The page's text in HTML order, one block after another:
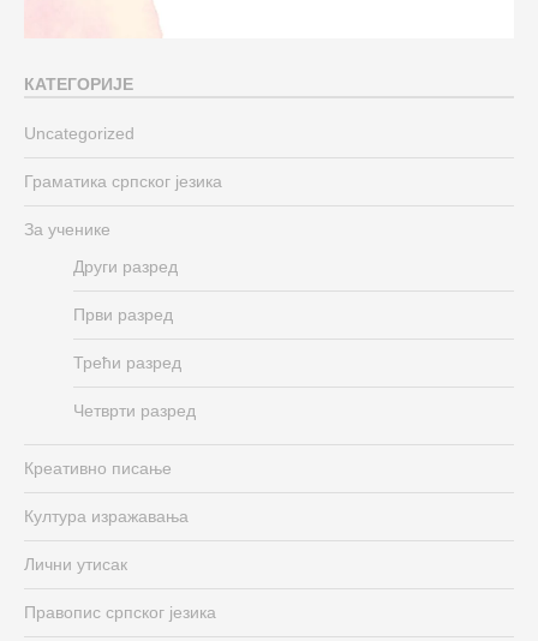
КАТЕГОРИЈЕ
Uncategorized
Граматика српског језика
За ученике
Други разред
Први разред
Трећи разред
Четврти разред
Креативно писање
Култура изражавања
Лични утисак
Правопис српског језика